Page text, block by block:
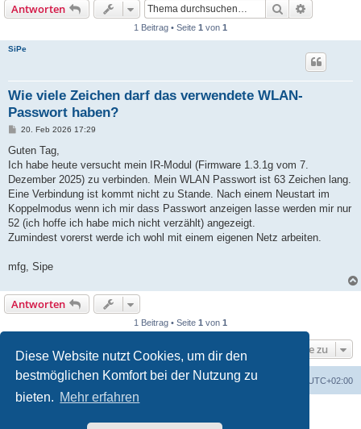
Diese Website nutzt Cookies, um dir den
bestmöglichen Komfort bei der Nutzung zu
bieten. Mehr erfahren
Antworten Suche
1 Beitrag • Seite 1 von 1
SiPe
Wie viele Zeichen darf das verwendete WLAN-
Passwort haben?
B
i
r
a
20. Feb 2026 17:29
Guten Tag,
Ich habe heute versucht mein IR-Modul (Firmware 1.3.1g vom 7.
Dezember 2025) zu verbinden. Mein WLAN Passwort ist 63 Zeichen lang.
Eine Verbindung ist kommt nicht zu Stande. Nach einem Neustart im
Koppelmodus wenn ich mir dass Passwort anzeigen lasse werden mir nur
52 (ich hoffe ich habe mich nicht verzählt) angezeigt.
Zumindest vorerst werde ich wohl mit einem eigenen Netz arbeiten.
mfg, Sipe
Antworten
1 Beitrag • Seite 1 von 1
Gehe zu
Foren-Übersicht Alle Zeiten sind UTC+02:00
Alle Cookies löschen
Deutsche Übersetzung durchphpBB.de